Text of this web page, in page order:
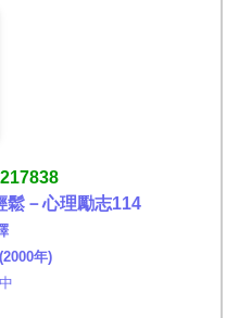
鬆－心理勵志114
年)